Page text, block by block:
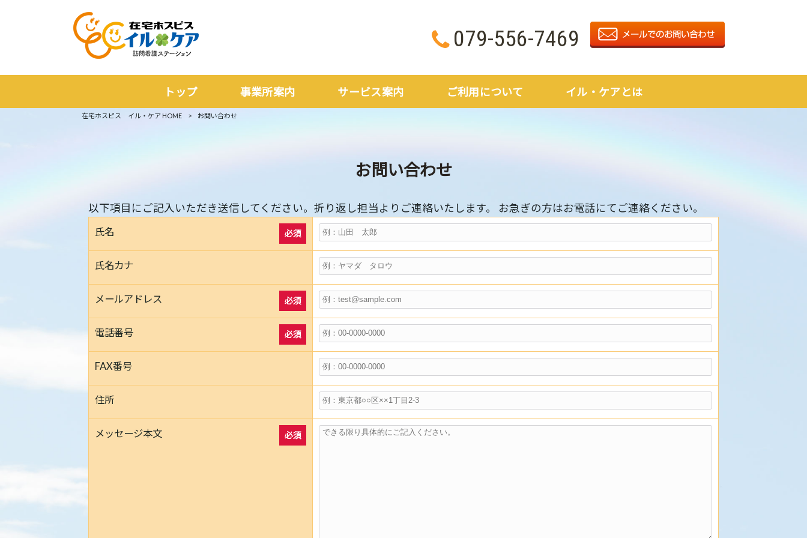
079-556-7469
トップ 事業所案内 サービス案内 ご利用について イル・ケアとは
在宅ホスピス イル・ケア HOME > お問い合わせ
お問い合わせ
以下項目にご記入いただき送信してください。折り返し担当よりご連絡いたします。 お急ぎの方はお電話にてご連絡ください。
氏名 必須
氏名カナ
メールアドレス 必須
電話番号 必須
FAX番号
住所
メッセージ本文 必須